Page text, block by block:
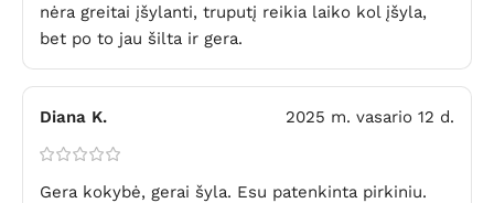
nėra greitai įšylanti, truputį reikia laiko kol įšyla,
bet po to jau šilta ir gera.
Diana K. 2025 m. vasario 12 d.
Gera kokybė, gerai šyla. Esu patenkinta pirkiniu.